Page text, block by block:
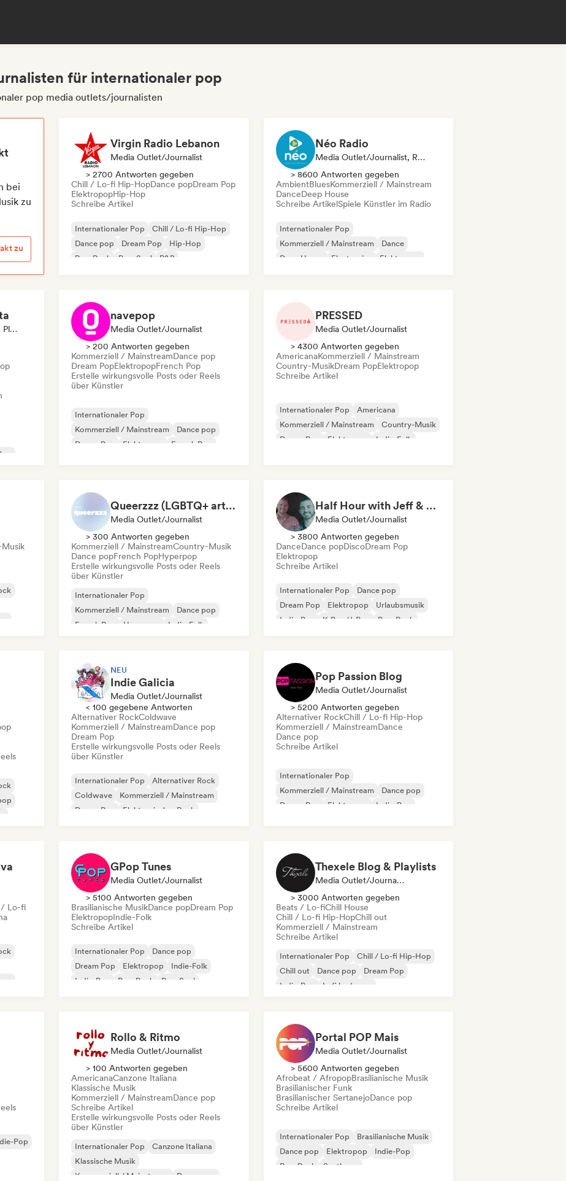
für internationaler pop
pop media outlets/journalisten
bei
zu
zu
Virgin Radio Lebanon
Media Outlet/Journalist
> 2700 Antworten gegeben
Chill / Lo-fi Hip-HopDance popDream Pop
ElektropopHip-Hop
Schreibe Artikel
Internationaler Pop
Chill / Lo-fi Hip-Hop
Dance pop
Dream Pop
Hip-Hop
Pop-Rock
Pop-Soul R&B
Néo Radio
Media Outlet/Journalist, Radiosender
> 8600 Antworten gegeben
AmbientBluesKommerziell / Mainstream
DanceDeep House
Schreibe ArtikelSpiele Künstler im Radio
Internationaler Pop
Kommerziell / Mainstream
Dance
Deep House
Electronica
Elektropop
Media Outlet/Journalist, Playlist-Kurator
navepop
Media Outlet/Journalist
> 200 Antworten gegeben
Kommerziell / MainstreamDance pop
Dream PopElektropopFrench Pop
Erstelle wirkungsvolle Posts oder Reels
über Künstler
Internationaler Pop
Kommerziell / Mainstream
Dance pop
Dream Pop
Elektropop
French Pop
PRESSED
Media Outlet/Journalist
> 4300 Antworten gegeben
AmericanaKommerziell / Mainstream
Country-MusikDream PopElektropop
Schreibe Artikel
Internationaler Pop
Americana
Kommerziell / Mainstream
Country-Musik
Dream Pop
Elektropop
Indie-Folk
Queerzzz (LGBTQ+ artists)
Media Outlet/Journalist
> 300 Antworten gegeben
Kommerziell / MainstreamCountry-Musik
Dance popFrench PopHyperpop
Erstelle wirkungsvolle Posts oder Reels
über Künstler
Internationaler Pop
Kommerziell / Mainstream
Dance pop
French Pop
Hyperpop
Indie-Folk
Half Hour with Jeff & Richie (An Entertainment Podcast)
Media Outlet/Journalist
> 3800 Antworten gegeben
DanceDance popDiscoDream Pop
Elektropop
Schreibe Artikel
Internationaler Pop
Dance pop
Dream Pop
Elektropop
Urlaubsmusik
Indie-Pop
K-Pop/J-Pop Pop-Rock
NEU
Indie Galicia
Media Outlet/Journalist
< 100 gegebene Antworten
Alternativer RockColdwave
Kommerziell / MainstreamDance pop
Dream Pop
Erstelle wirkungsvolle Posts oder Reels
über Künstler
Internationaler Pop
Alternativer Rock
Coldwave
Kommerziell / Mainstream
Dream Pop
Elektronischer Rock
Pop Passion Blog
Media Outlet/Journalist
> 5200 Antworten gegeben
Alternativer RockChill / Lo-fi Hip-Hop
Kommerziell / MainstreamDance
Dance pop
Schreibe Artikel
Internationaler Pop
Kommerziell / Mainstream
Dance pop
Dream Pop
Elektropop
Indie-Pop
/ Lo-fi
GPop Tunes
Media Outlet/Journalist
> 5100 Antworten gegeben
Brasilianische MusikDance popDream Pop
ElektropopIndie-Folk
Schreibe Artikel
Internationaler Pop
Dance pop
Dream Pop
Elektropop
Indie-Folk
Indie-Pop
Pop-Rock Pop-Soul
Thexele Blog & Playlists
Media Outlet/Journalist
> 3000 Antworten gegeben
Beats / Lo-fiChill House
Chill / Lo-fi Hip-HopChill out
Kommerziell / Mainstream
Schreibe Artikel
Internationaler Pop
Chill / Lo-fi Hip-Hop
Chill out
Dance pop
Dream Pop
Indie-Pop
Lofi bedroom
Pop
Rollo & Ritmo
Media Outlet/Journalist
> 100 Antworten gegeben
AmericanaCanzone Italiana
Klassische Musik
Kommerziell / MainstreamDance pop
Schreibe Artikel
Erstelle wirkungsvolle Posts oder Reels
über Künstler
Internationaler Pop
Canzone Italiana
Klassische Musik
Kommerziell / Mainstream
Dance pop
Portal POP Mais
Media Outlet/Journalist
> 5600 Antworten gegeben
Afrobeat / AfropopBrasilianische Musik
Brasilianischer Funk
Brasilianischer SertanejoDance pop
Schreibe Artikel
Internationaler Pop
Brasilianische Musik
Dance pop
Elektropop
Indie-Pop
Pop-Rock
Synthpop